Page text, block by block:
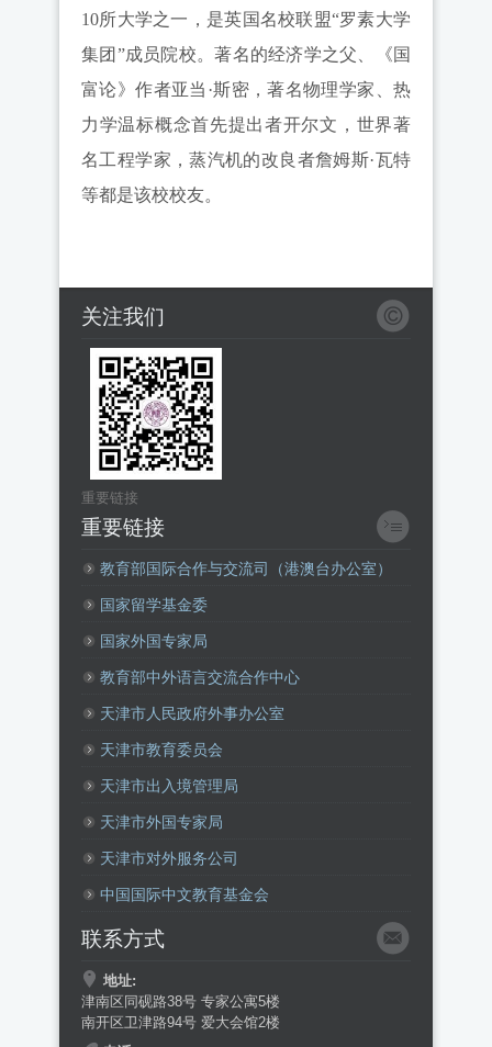
10所大学之一，是英国名校联盟“罗素大学
集团”成员院校。著名的经济学之父、《国
富论》作者亚当·斯密，著名物理学家、热
力学温标概念首先提出者开尔文，世界著
名工程学家，蒸汽机的改良者詹姆斯·瓦特
等都是该校校友。
关注我们
重要链接
重要链接
教育部国际合作与交流司（港澳台办公室）
国家留学基金委
国家外国专家局
教育部中外语言交流合作中心
天津市人民政府外事办公室
天津市教育委员会
天津市出入境管理局
天津市外国专家局
天津市对外服务公司
中国国际中文教育基金会
联系方式
地址:
津南区同砚路38号 专家公寓5楼
南开区卫津路94号 爱大会馆2楼